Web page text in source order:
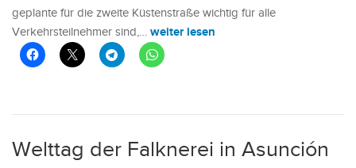
geplante für die zweite Küstenstraße wichtig für alle
Verkehrsteilnehmer sind,… weiter lesen
Welttag der Falknerei in Asunción